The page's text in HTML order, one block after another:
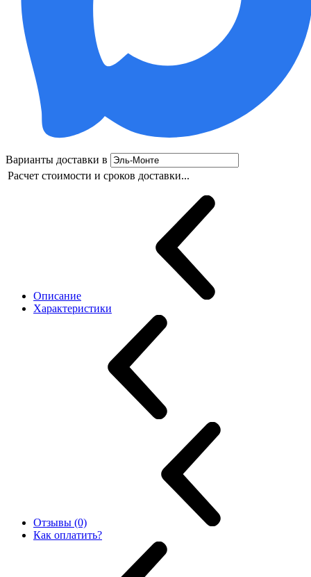
Варианты доставки в
Расчет стоимости и сроков доставки...
Описание
Характеристики
Отзывы (0)
Как оплатить?